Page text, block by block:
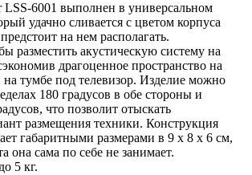
6001 выполнен в универсальном
удачно сливается с цветом корпуса
на нем располагать.
разместить акустическую систему на
драгоценное пространство на
на тумбе под телевизор. Изделие можно
180 градусов в обе стороны и
что позволит отыскать
размещения техники. Конструкция
габаритными размерами в 9 х 8 х 6 см,
она сама по себе не занимает.
5 кг.